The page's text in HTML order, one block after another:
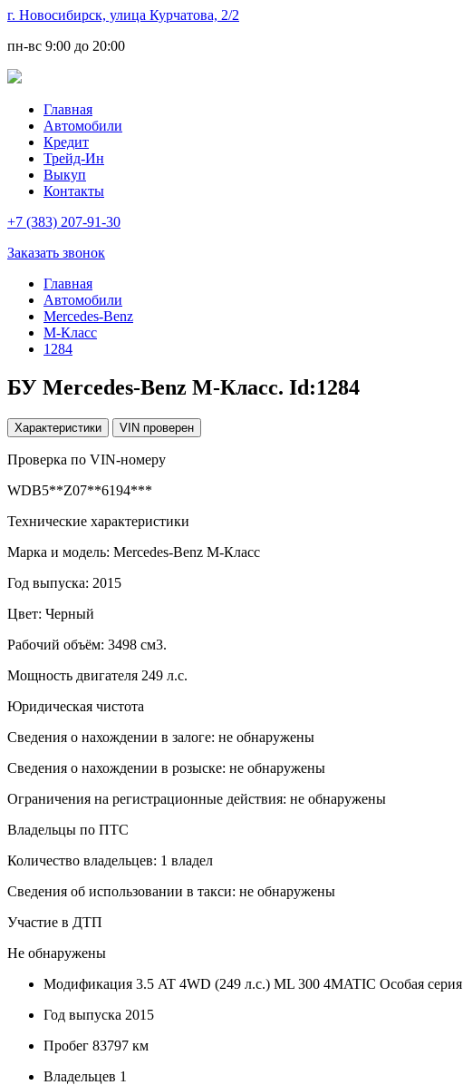
г. Новосибирск, улица Курчатова, 2/2
пн-вс 9:00 до 20:00
Главная
Автомобили
Кредит
Трейд-Ин
Выкуп
Контакты
+7 (383) 207-91-30
Заказать звонок
Главная
Автомобили
Mercedes-Benz
M-Класс
1284
БУ Mercedes-Benz M-Класс. Id:1284
Характеристики VIN проверен
Проверка по VIN-номеру
WDB5**Z07**6194***
Технические характеристики
Марка и модель: Mercedes-Benz M-Класс
Год выпуска: 2015
Цвет: Черный
Рабочий объём: 3498 см3.
Мощность двигателя 249 л.с.
Юридическая чистота
Сведения о нахождении в залоге: не обнаружены
Сведения о нахождении в розыске: не обнаружены
Ограничения на регистрационные действия: не обнаружены
Владельцы по ПТС
Количество владельцев: 1 владел
Сведения об использовании в такси: не обнаружены
Участие в ДТП
Не обнаружены
Модификация 3.5 AT 4WD (249 л.с.) ML 300 4MATIC Особая серия
Год выпуска 2015
Пробег 83797 км
Владельцев 1